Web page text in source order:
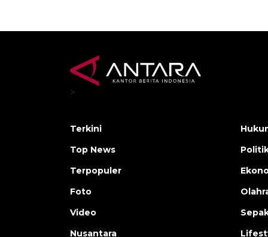
>
Terkini
Top News
Terpopuler
Foto
Video
Nusantara